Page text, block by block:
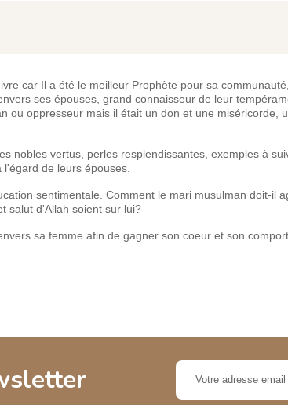
car Il a été le meilleur Prophète pour sa
ses épouses, grand connaisseur de leur
ou oppresseur mais il était un don et une miséricorde,
nobles vertus, perles resplendissantes, exemples à
de leurs épouses.
sentimentale. Comment le mari musulman doit-il
salut d'Allah soient sur lui?
sa femme afin de gagner son coeur et son